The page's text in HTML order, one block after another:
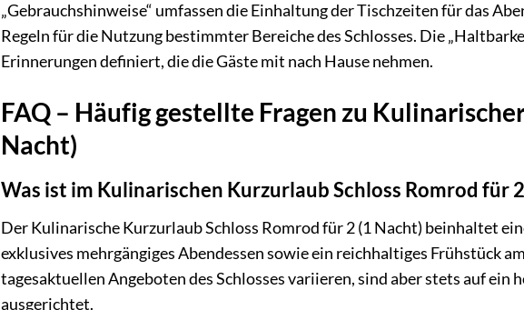
„Gebrauchshinweise“ umfassen die Einhaltung der Tischzeiten für das
Regeln für die Nutzung bestimmter Bereiche des Schlosses. Die
Erinnerungen definiert, die die Gäste mit nach Hause nehmen.
FAQ – Häufig gestellte Fragen zu
Nacht)
Was ist im Kulinarischen Kurzurlaub Schloss Romrod für
Der Kulinarische Kurzurlaub Schloss Romrod für 2 (1 Nacht) beinhaltet
exklusives mehrgängiges Abendessen sowie ein reichhaltiges Frühstück
tagesaktuellen Angeboten des Schlosses variieren, sind aber stets auf
ausgerichtet.